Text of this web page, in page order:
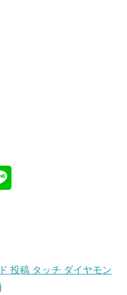
投稿 タッチ ダイヤモン